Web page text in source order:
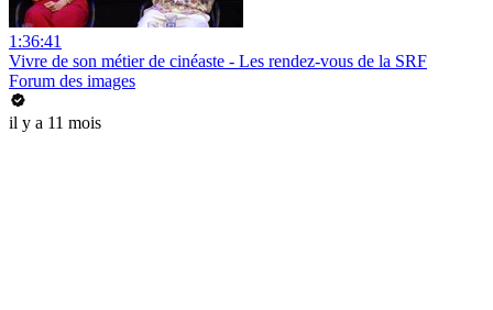
1:36:41
Vivre de son métier de cinéaste - Les rendez-vous de la SRF
Forum des images
il y a 11 mois